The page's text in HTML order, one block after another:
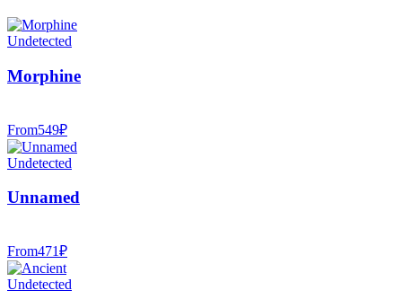
Undetected
Morphine
From549₽
Undetected
Unnamed
From471₽
Undetected